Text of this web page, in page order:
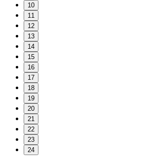
10
11
12
13
14
15
16
17
18
19
20
21
22
23
24